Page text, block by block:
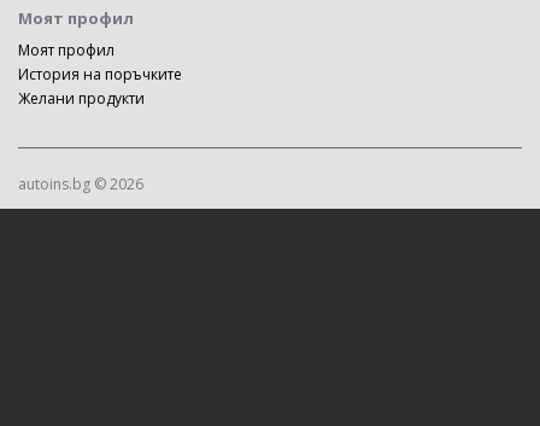
Моят профил
Моят профил
История на поръчките
Желани продукти
autoins.bg © 2026